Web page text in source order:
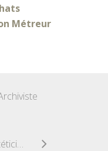
Métreur
Lettre de motivation Diététicien